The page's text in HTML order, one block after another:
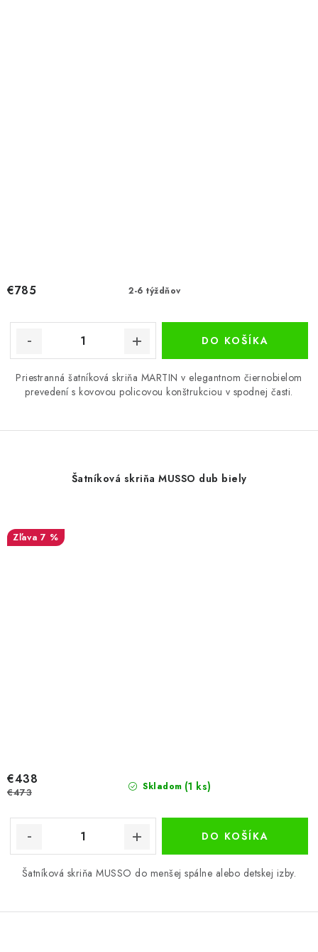
2-6 týždňov
€785
DO KOŠÍKA
Priestranná šatníková skriňa MARTIN v elegantnom čiernobielom
prevedení s kovovou policovou konštrukciou v spodnej časti.
Šatníková skriňa MUSSO dub biely
7 %
Skladom (1 ks)
€438
€473
DO KOŠÍKA
Šatníková skriňa MUSSO do menšej spálne alebo detskej izby.